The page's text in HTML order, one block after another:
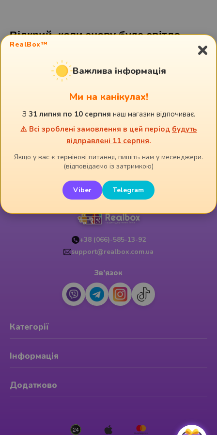
Відкрий, коли знову буде світло
ot2
В кошик
RealBox™ ×
Важлива інформація
Ми на канікулах!
З 31 липня по 10 серпня наш магазин відпочиває.
⚠️ Всі зроблені замовлення в цей період будуть
відправлені 11 серпня.
Якщо у вас є термінові питання, пишіть нам у месенджери.
(відповідаємо із затримкою)
Viber Telegram
+38 (066)-585-13-92
support@realbox.com.ua
Зв’язок
Категорії
Інформація
Додатково